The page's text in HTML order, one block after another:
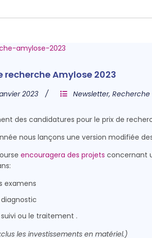
recherche Amylose 2023
2023 Newsletter, Recherche
des candidatures pour le prix de
nous lançons une version modifiée
encouragera des projets concernant
examens
ou le traitement .
les investissements en matériel.)